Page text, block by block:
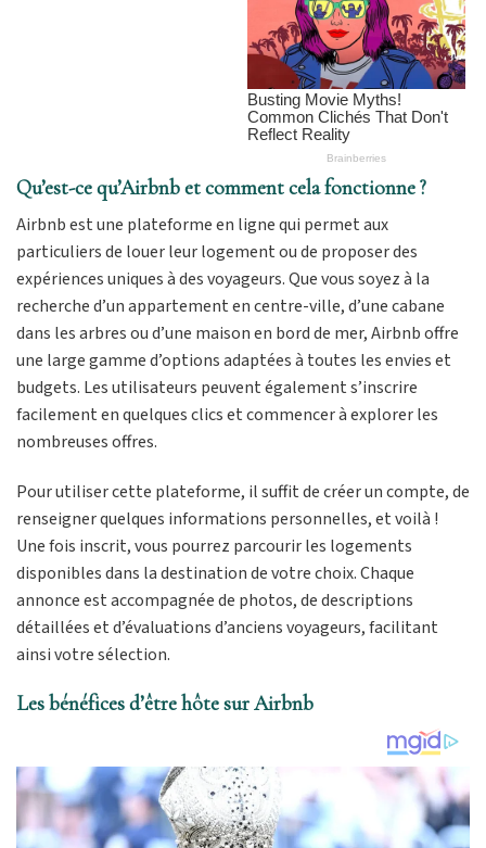
Qu’est-ce qu’Airbnb et comment cela fonctionne ?
Airbnb est une plateforme en ligne qui permet aux
particuliers de louer leur logement ou de proposer des
expériences uniques à des voyageurs. Que vous soyez à la
recherche d’un appartement en centre-ville, d’une cabane
dans les arbres ou d’une maison en bord de mer, Airbnb offre
une large gamme d’options adaptées à toutes les envies et
budgets. Les utilisateurs peuvent également s’inscrire
facilement en quelques clics et commencer à explorer les
nombreuses offres.
Pour utiliser cette plateforme, il suffit de créer un compte, de
renseigner quelques informations personnelles, et voilà !
Une fois inscrit, vous pourrez parcourir les logements
disponibles dans la destination de votre choix. Chaque
annonce est accompagnée de photos, de descriptions
détaillées et d’évaluations d’anciens voyageurs, facilitant
ainsi votre sélection.
Les bénéfices d’être hôte sur Airbnb